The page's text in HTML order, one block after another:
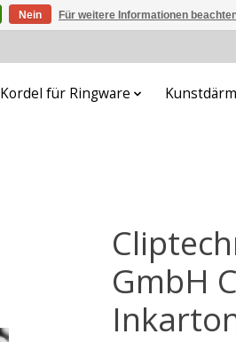
Kordel für Ringware
GmbH
Nein Für weitere Informationen